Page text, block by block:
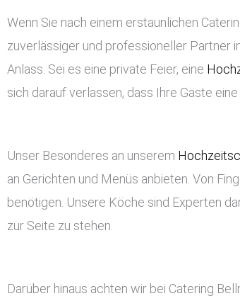
Wenn Sie nach einem erstaunlichen
zuverlässiger und professioneller Partner
Anlass. Sei es eine private Feier, eine
sich darauf verlassen, dass Ihre Gäste
Unser Besonderes an unserem
an Gerichten und Menüs anbieten. Von
benötigen. Unsere Köche sind Experten
zur Seite zu stehen.
Darüber hinaus achten wir bei Catering